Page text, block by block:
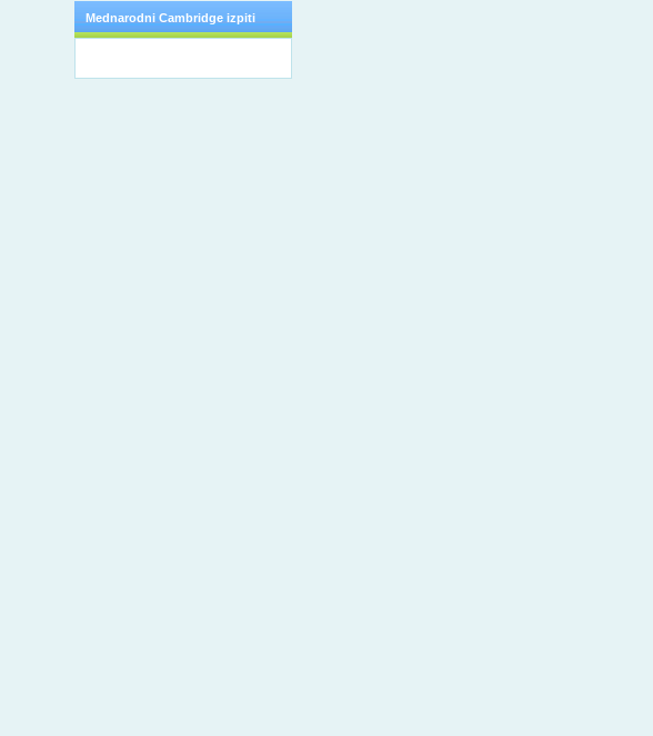
Mednarodni Cambridge izpiti